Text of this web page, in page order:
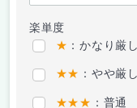
楽単度
★ ：かなり厳
★★ ：やや厳
★★★ ：普通